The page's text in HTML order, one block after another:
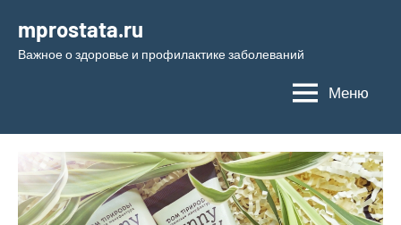
содержимому
mprostata.ru
Важное о здоровье и профилактике заболеваний
Меню